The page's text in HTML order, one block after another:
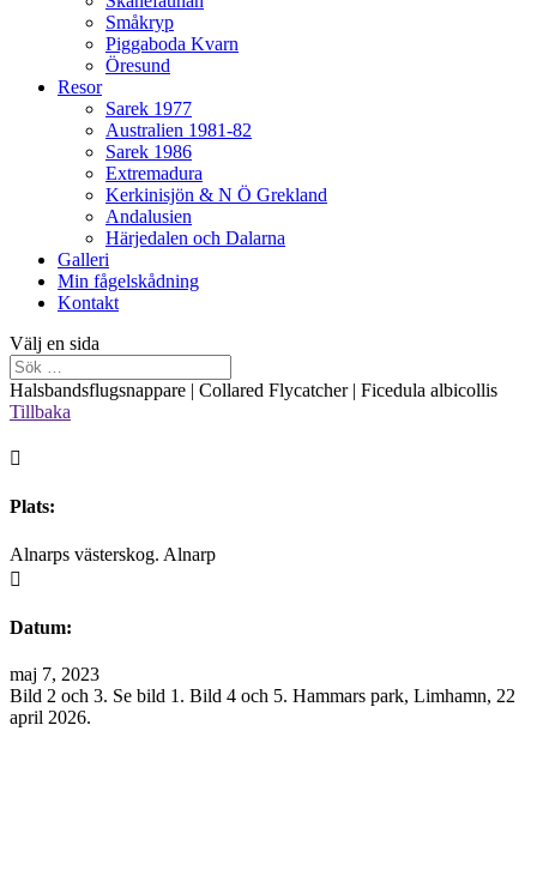
Småkryp
Piggaboda Kvarn
Öresund
Resor
Sarek 1977
Australien 1981-82
Sarek 1986
Extremadura
Kerkinisjön & N Ö Grekland
Andalusien
Härjedalen och Dalarna
Galleri
Min fågelskådning
Kontakt
Välj en sida
Halsbandsflugsnappare | Collared Flycatcher | Ficedula albicollis
Tillbaka

Plats:
Alnarps västerskog. Alnarp

Datum:
maj 7, 2023
Bild 2 och 3. Se bild 1. Bild 4 och 5. Hammars park, Limhamn, 22
april 2026.